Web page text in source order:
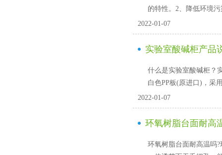
的特性。2、降低环
2022-01-07
实验室酸碱柜产品
什么是实验室酸碱柜
白色PP板(原进口)，
2022-01-07
环氧树脂台面耐高
环氧树脂台面耐高温吗?